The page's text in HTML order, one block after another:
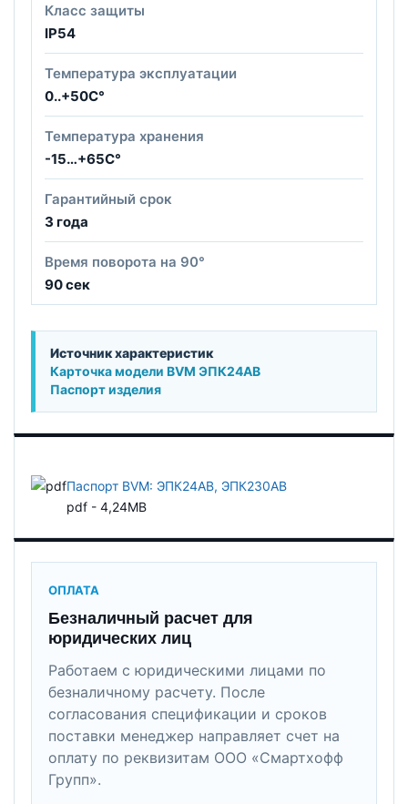
Класс защиты
IP54
Температура эксплуатации
0..+50С°
Температура хранения
-15…+65С°
Гарантийный срок
3 года
Время поворота на 90°
90 сек
Источник характеристик
Карточка модели BVM ЭПК24АВ
Паспорт изделия
Паспорт BVM: ЭПК24АВ, ЭПК230АВ
pdf - 4,24MB
ОПЛАТА
Безналичный расчет для
юридических лиц
Работаем с юридическими лицами по
безналичному расчету. После
согласования спецификации и сроков
поставки менеджер направляет счет на
оплату по реквизитам ООО «Смартхофф
Групп».